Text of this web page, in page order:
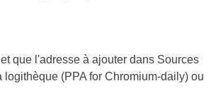
et que l'adresse à ajouter dans Sources
(PPA for Chromium-daily) ou